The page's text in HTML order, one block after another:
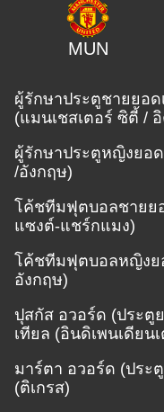
MUN
ผู้รักษาประตูชายยอ
(แมนเชสเตอร์ ซิตี้ /
ผู้รักษาประตูหญิงยอ
/อังกฤษ)
โค้ชทีมฟุตบอลชายย
แซงต์-แชร์กแมง)
โค้ชทีมฟุตบอลหญิงย
อังกฤษ)
ปุสกัส อวอร์ด (ประตู
เทียล (อินดิเพนเดียน
มาร์ตา อวอร์ด (ประ
(ติเกรส)